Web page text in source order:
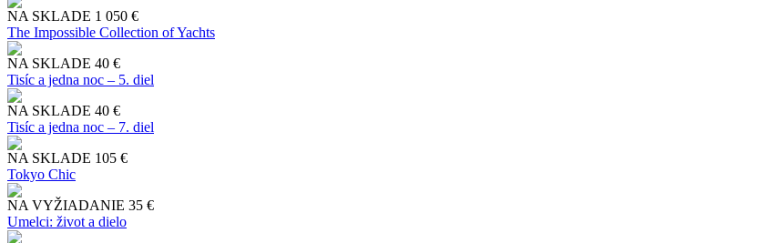
NA SKLADE 1 050 €
The Impossible Collection of Yachts
NA SKLADE 40 €
Tisíc a jedna noc – 5. diel
NA SKLADE 40 €
Tisíc a jedna noc – 7. diel
NA SKLADE 105 €
Tokyo Chic
NA VYŽIADANIE 35 €
Umelci: život a dielo